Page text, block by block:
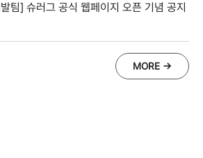
팀] 슈러그 공식 웹페이지 오픈 기념 공지
MORE →